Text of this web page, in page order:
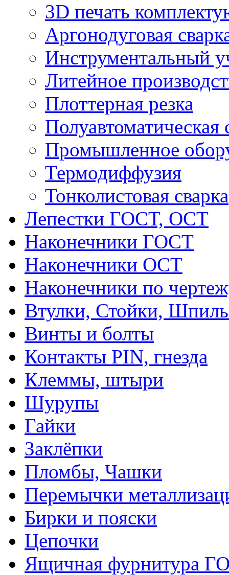
3D печать
Аргонодуговая
Инструментальный
Литейное
Плоттерная резка
Полуавтоматическая
Промышленное
Термодиффузия
Тонколистовая сварка
Лепестки ГОСТ, ОСТ
Наконечники ГОСТ
Наконечники ОСТ
Наконечники по
Втулки, Стойки,
Винты и болты
Контакты PIN, гнезда
Клеммы, штыри
Шурупы
Гайки
Заклёпки
Пломбы, Чашки
Перемычки
Бирки и пояски
Цепочки
Ящичная фурнитура